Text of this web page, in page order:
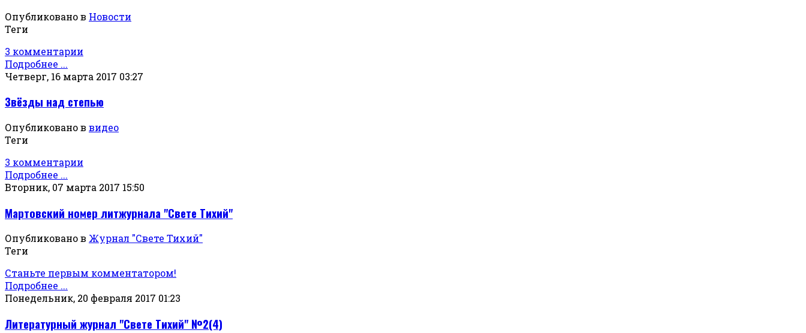
Опубликовано в Новости
Теги
3 комментарии
Подробнее ...
Четверг, 16 марта 2017 03:27
Звёзды над степью
Опубликовано в видео
Теги
3 комментарии
Подробнее ...
Вторник, 07 марта 2017 15:50
Мартовский номер литжурнала "Свете Тихий"
Опубликовано в Журнал "Свете Тихий"
Теги
Станьте первым комментатором!
Подробнее ...
Понедельник, 20 февраля 2017 01:23
Литературный журнал "Свете Тихий" №2(4)